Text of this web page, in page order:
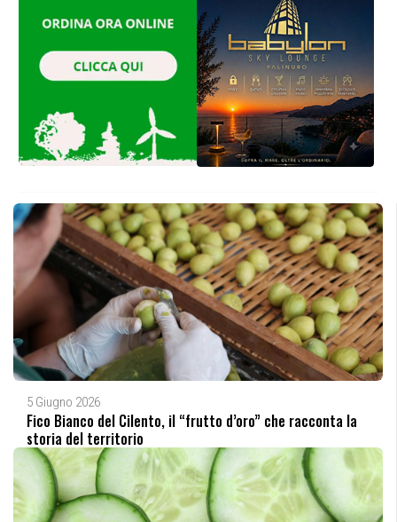
5 Giugno 2026
Fico Bianco del Cilento, il “frutto d’oro” che racconta la
storia del territorio